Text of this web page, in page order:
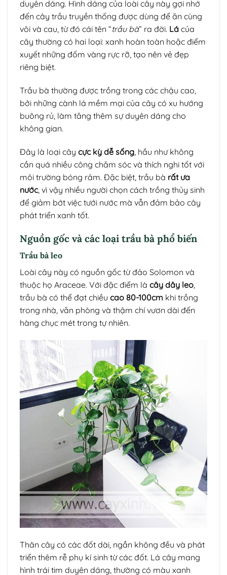
duyên dáng. Hình dáng của loài cây này gợi nhớ
đến cây trầu truyền thống được dùng để ăn cùng
vôi và cau, từ đó cái tên “trầu bà” ra đời. Lá của
cây thường có hai loại: xanh hoàn toàn hoặc điểm
xuyết những đốm vàng rực rỡ, tạo nên vẻ đẹp
riêng biệt.
Trầu bà thường được trồng trong các chậu cao,
bởi những cành lá mềm mại của cây có xu hướng
buông rủ, làm tăng thêm sự duyên dáng cho
không gian.
Đây là loại cây cực kỳ dễ sống , hầu như không
cần quá nhiều công chăm sóc và thích nghi tốt với
môi trường bóng râm. Đặc biệt, trầu bà rất ưa
nước, vì vậy nhiều người chọn cách trồng thủy sinh
để giảm bớt việc tưới nước mà vẫn đảm bảo cây
phát triển xanh tốt.
Nguồn gốc và các loại trầu bà phổ biến
Trầu bà leo
Loài cây này có nguồn gốc từ đảo Solomon và
thuộc họ Araceae. Với đặc điểm là cây dây leo,
trầu bà có thể đạt chiều cao 80-100cm khi trồng
trong nhà, văn phòng và thậm chí vươn dài đến
hàng chục mét trong tự nhiên.
Thân cây có các đốt dài, ngắn không đều và phát
triển thêm rễ phụ kí sinh từ các đốt. Lá cây mang
hình trái tim duyên dáng, thường có màu xanh